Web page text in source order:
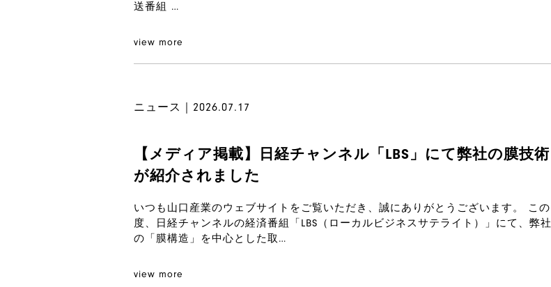
送番組 …
view more
ニュース｜2026.07.17
【メディア掲載】日経チャンネル「LBS」にて弊社の膜技術
が紹介されました
いつも山口産業のウェブサイトをご覧いただき、誠にありがとうございます。 この
度、日経チャンネルの経済番組「LBS（ローカルビジネスサテライト）」にて、弊社
の「膜構造」を中心とした取…
view more